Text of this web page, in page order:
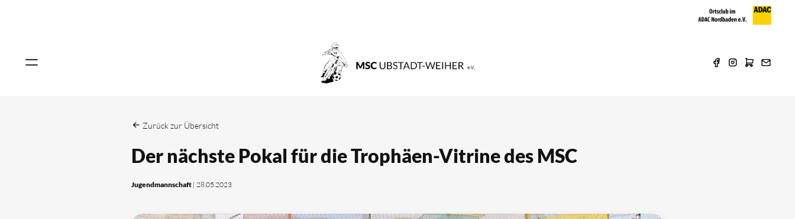
Zurück zur Übersicht
Der nächste Pokal für die Trophäen-Vitrine des MSC
Jugendmannschaft | 28.05.2023